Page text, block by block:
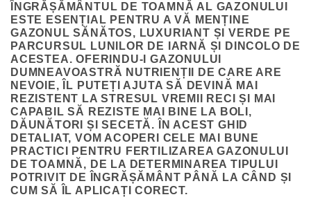
ÎNGRĂȘĂMÂNTUL DE TOAMNĂ AL GAZONULUI
ESTE ESENȚIAL PENTRU A VĂ MENȚINE
GAZONUL SĂNĂTOS, LUXURIANT ȘI VERDE PE
PARCURSUL LUNILOR DE IARNĂ ȘI DINCOLO DE
ACESTEA. OFERINDU-I GAZONULUI
DUMNEAVOASTRĂ NUTRIENȚII DE CARE ARE
NEVOIE, ÎL PUTEȚI AJUTA SĂ DEVINĂ MAI
REZISTENT LA STRESUL VREMII RECI ȘI MAI
CAPABIL SĂ REZISTE MAI BINE LA BOLI,
DĂUNĂTORI ȘI SECETĂ. ÎN ACEST GHID
DETALIAT, VOM ACOPERI CELE MAI BUNE
PRACTICI PENTRU FERTILIZAREA GAZONULUI
DE TOAMNĂ, DE LA DETERMINAREA TIPULUI
POTRIVIT DE ÎNGRĂȘĂMÂNT PÂNĂ LA CÂND ȘI
CUM SĂ ÎL APLICAȚI CORECT.